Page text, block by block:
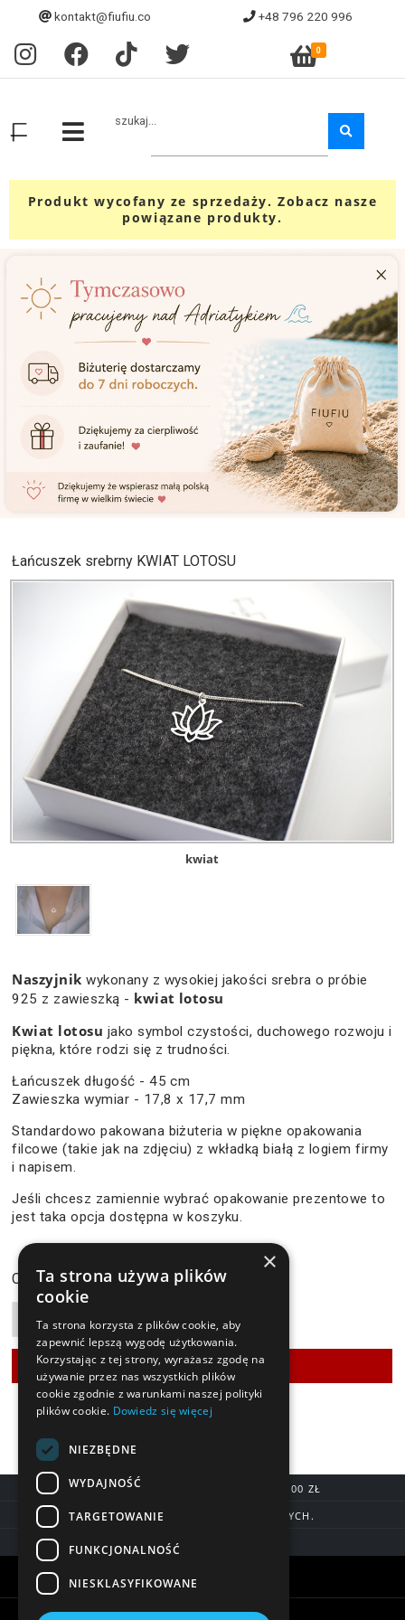
kontakt@fiufiu.co +48 796 220 996
0
szukaj...
Produkt wycofany ze sprzedaży. Zobacz nasze
powiązane produkty.
Łańcuszek srebrny KWIAT LOTOSU
kwiat
Naszyjnikwykonany z wysokiej jakości srebra o próbie
925 z zawieszką - kwiat lotosu
Kwiat lotosu jako symbol czystości, duchowego rozwoju i
piękna, które rodzi się z trudności.
Łańcuszek długość - 45 cm
Zawieszka wymiar - 17,8 x 17,7 mm
Standardowo pakowana biżuteria w piękne opakowania
filcowe (takie jak na zdjęciu) z wkładką białą z logiem firmy
i napisem.
Jeśli chcesz zamiennie wybrać opakowanie prezentowe to
jest taka opcja dostępna w koszyku.
Cena: 119,90 zł
DARMOWA DOSTAWA OD 200,00 ZŁ
DOSTAWA DO 7 DNI ROBOCZYCH.
BLIK, SZYBKIE PRZELEWY
×
Ta strona używa plików
cookie
Ta strona korzysta z plików cookie, aby
zapewnić lepszą wygodę użytkowania.
Korzystając z tej strony, wyrażasz zgodę na
używanie przez nas wszystkich plików
cookie zgodnie z warunkami naszej polityki
plików cookie. Dowiedz się więcej
NIEZBĘDNE
WYDAJNOŚĆ
TARGETOWANIE
FUNKCJONALNOŚĆ
NIESKLASYFIKOWANE